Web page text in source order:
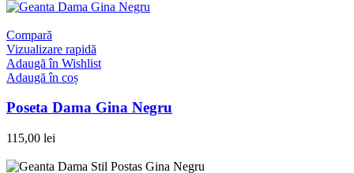
Compară
Vizualizare rapidă
Adaugă în Wishlist
Adaugă în coș
Poseta Dama Gina Negru
115,00 lei